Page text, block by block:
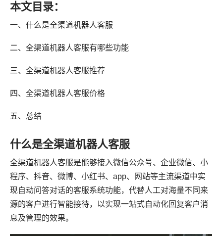
本文目录：
一、什么是全渠道机器人客服
二、全渠道机器人客服有哪些功能
三、全渠道机器人客服推荐
四、全渠道机器人客服价格
五、总结
什么是全渠道机器人客服
全渠道机器人客服是能够接入微信公众号、企业微信、小
程序、抖音、微博、小红书、app、网站等主流渠道中实
现自动问答对话的客服系统功能，代替人工对海量不同来
源的客户进行智能接待，以实现一站式自动化回复客户消
息及管理的效果。